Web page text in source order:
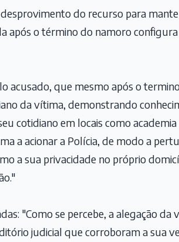
do recurso para
após o término do namoro
acusado, que mesmo após o
da vítima, demonstrando
cotidiano em locais como academia
a acionar a Polícia, de modo a
a sua privacidade no próprio
"Como se percebe, a alegação da
judicial que corroboram a sua